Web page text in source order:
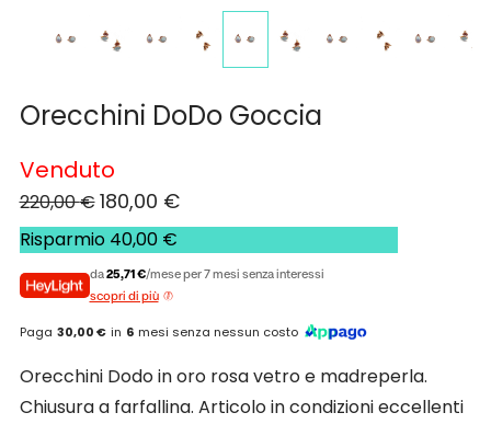
Orecchini DoDo Goccia
220,00€180,00 €
Risparmio 40,00 €
da25,71 €/mese per 7 mesi senza interessi
scopri di più
Paga 30,00 € in 6 mesi senza nessun costo
Venduto
Orecchini Dodo in oro rosa vetro e madreperla.
Chiusura a farfallina. Articolo in condizioni eccellenti